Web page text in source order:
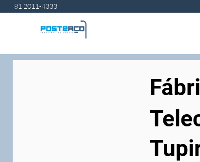
81 2011-4333